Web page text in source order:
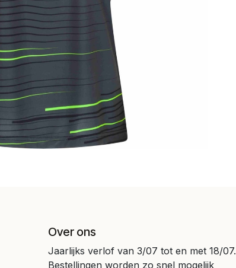
Over ons
Jaarlijks verlof van 3/07 tot en met 18/07.
Bestellingen worden zo snel mogelijk